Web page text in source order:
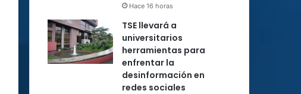
Hace 16 horas
TSE llevará a
universitarios
herramientas para
enfrentar la
desinformación en
redes sociales